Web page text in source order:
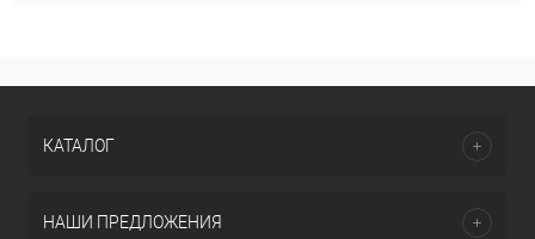
КАТАЛОГ
НАШИ ПРЕДЛОЖЕНИЯ